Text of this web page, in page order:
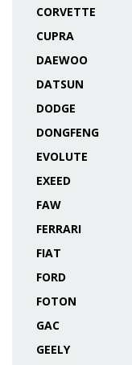
CORVETTE
CUPRA
DAEWOO
DATSUN
DODGE
DONGFENG
EVOLUTE
EXEED
FAW
FERRARI
FIAT
FORD
FOTON
GAC
GEELY